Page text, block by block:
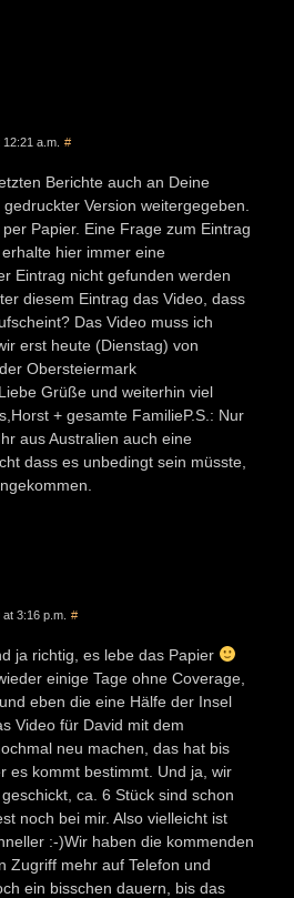
a.m. #
Berichte auch an Deine
Version weitergegeben.
Papier. Eine Frage zum Eintrag
hier immer eine
Eintrag nicht gefunden werden
diesem Eintrag das Video, dass
Das Video muss ich
erst heute (Dienstag) von
Obersteiermark
Grüße und weiterhin viel
+ gesamte FamilieP.S.: Nur
aus Australien auch eine
dass es unbedingt sein müsste,
3:16 p.m. #
ja richtig, es lebe das Papier
einige Tage ohne Coverage,
eben die eine Hälfe der Insel
Video für David mit dem
neu machen, das hat bis
es kommt bestimmt. Und ja, wir
ca. 6 Stück sind schon
noch bei mir. Also vielleicht ist
:-)Wir haben die kommenden
Zugriff mehr auf Telefon und
ein bisschen dauern, bis das